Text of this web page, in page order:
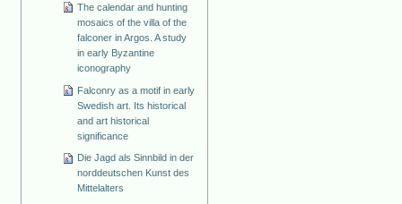
The calendar and hunting
mosaics of the villa of the
falconer in Argos. A study
in early Byzantine
iconography
Falconry as a motif in early
Swedish art. Its historical
and art historical
significance
Die Jagd als Sinnbild in der
norddeutschen Kunst des
Mittelalters